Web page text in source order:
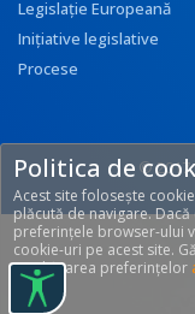
Legislație Europeană
Inițiative legislative
Procese
© 2017
Politica de
Acest site folosește
plăcută de navigare.
preferințele browser-ului
cookie-uri pe acest site.
modificarea preferințelor